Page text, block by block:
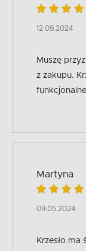
12.09.2024
Muszę
z zakupu.
Martyna
09.05.2024
Krzesło